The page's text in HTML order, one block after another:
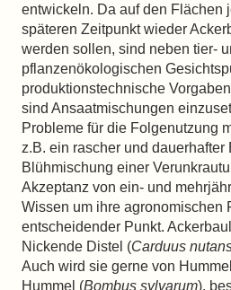
entwickeln. Da auf den Flächen
späteren Zeitpunkt wieder
werden sollen, sind neben tier-
pflanzenökologischen
produktionstechnische
sind Ansaatmischungen
Probleme für die Folgenutzung
z.B. ein rascher und
Blühmischung einer
Akzeptanz von ein- und
Wissen um ihre agronomischen
entscheidender Punkt.
Nickende Distel (Carduus
Auch wird sie gerne von
Hummel (Bombus sylvarum),